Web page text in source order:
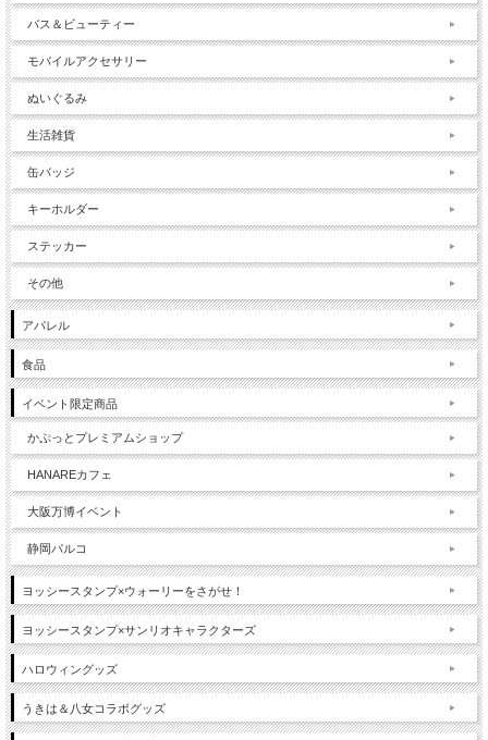
バス＆ビューティー
モバイルアクセサリー
ぬいぐるみ
生活雑貨
缶バッジ
キーホルダー
ステッカー
その他
アパレル
食品
イベント限定商品
かぷっとプレミアムショップ
HANAREカフェ
大阪万博イベント
静岡パルコ
ヨッシースタンプ×ウォーリーをさがせ！
ヨッシースタンプ×サンリオキャラクターズ
ハロウィングッズ
うきは＆八女コラボグッズ